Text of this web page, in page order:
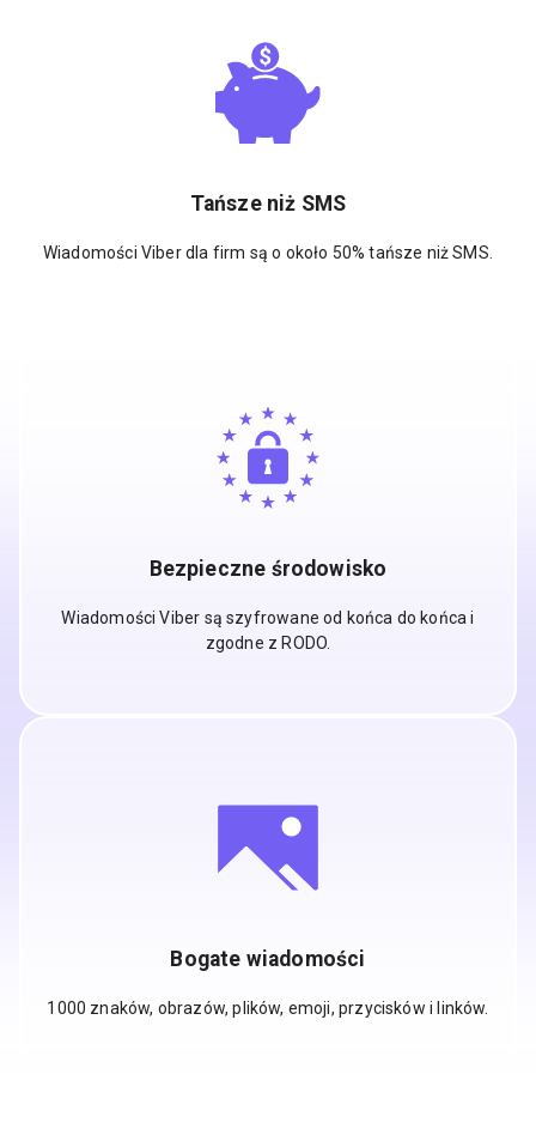
Tańsze niż SMS
Wiadomości Viber dla firm są o około 50% tańsze niż SMS.
Bezpieczne środowisko
Wiadomości Viber są szyfrowane od końca do końca i
zgodne z RODO.
Bogate wiadomości
1000 znaków, obrazów, plików, emoji, przycisków i linków.